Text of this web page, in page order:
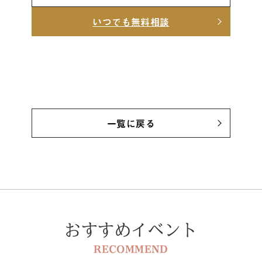
いつでも無料相談
一覧に戻る
おすすめイベント
RECOMMEND